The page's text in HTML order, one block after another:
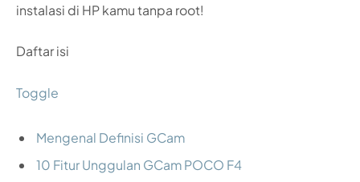
instalasi di HP kamu tanpa root!
Daftar isi
Toggle
Mengenal Definisi GCam
10 Fitur Unggulan GCam POCO F4